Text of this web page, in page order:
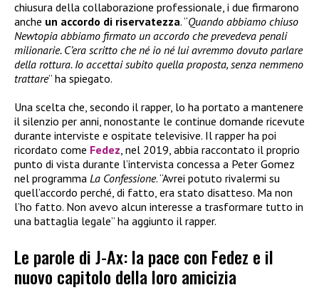
chiusura della collaborazione professionale, i due firmarono
anche un accordo di riservatezza. “Quando abbiamo chiuso
Newtopia abbiamo firmato un accordo che prevedeva penali
milionarie. C’era scritto che né io né lui avremmo dovuto parlare
della rottura. Io accettai subito quella proposta, senza nemmeno
trattare” ha spiegato.
Una scelta che, secondo il rapper, lo ha portato a mantenere
il silenzio per anni, nonostante le continue domande ricevute
durante interviste e ospitate televisive. Il rapper ha poi
ricordato come Fedez, nel 2019, abbia raccontato il proprio
punto di vista durante l’intervista concessa a Peter Gomez
nel programma La Confessione. “Avrei potuto rivalermi su
quell’accordo perché, di fatto, era stato disatteso. Ma non
l’ho fatto. Non avevo alcun interesse a trasformare tutto in
una battaglia legale” ha aggiunto il rapper.
Le parole di J-Ax: la pace con Fedez e il
nuovo capitolo della loro amicizia